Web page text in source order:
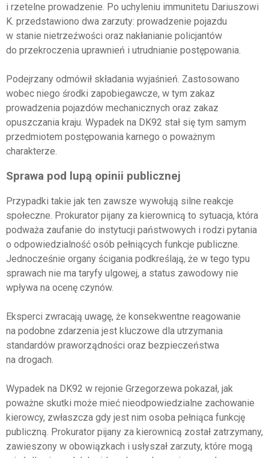
i rzetelne prowadzenie. Po uchyleniu immunitetu Dariuszowi
K. przedstawiono dwa zarzuty: prowadzenie pojazdu
w stanie nietrzeźwości oraz nakłanianie policjantów
do przekroczenia uprawnień i utrudnianie postępowania.
Podejrzany odmówił składania wyjaśnień. Zastosowano
wobec niego środki zapobiegawcze, w tym zakaz
prowadzenia pojazdów mechanicznych oraz zakaz
opuszczania kraju. Wypadek na DK92 stał się tym samym
przedmiotem postępowania karnego o poważnym
charakterze.
Sprawa pod lupą opinii publicznej
Przypadki takie jak ten zawsze wywołują silne reakcje
społeczne. Prokurator pijany za kierownicą to sytuacja, która
podważa zaufanie do instytucji państwowych i rodzi pytania
o odpowiedzialność osób pełniących funkcje publiczne.
Jednocześnie organy ścigania podkreślają, że w tego typu
sprawach nie ma taryfy ulgowej, a status zawodowy nie
wpływa na ocenę czynów.
Eksperci zwracają uwagę, że konsekwentne reagowanie
na podobne zdarzenia jest kluczowe dla utrzymania
standardów praworządności oraz bezpieczeństwa
na drogach.
Wypadek na DK92 w rejonie Grzegorzewa pokazał, jak
poważne skutki może mieć nieodpowiedzialne zachowanie
kierowcy, zwłaszcza gdy jest nim osoba pełniąca funkcję
publiczną. Prokurator pijany za kierownicą został zatrzymany,
zawieszony w obowiązkach i usłyszał zarzuty, które mogą